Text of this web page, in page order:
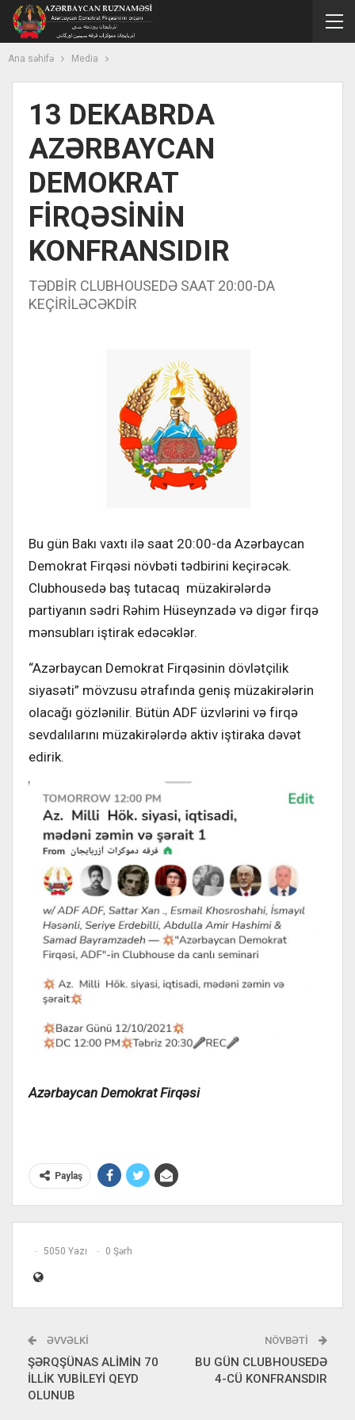
Ana səhifə Media
13 DEKABRDA
AZƏRBAYCAN
DEMOKRAT
FİRQƏSİNİN
KONFRANSIDIR
TƏDBİR CLUBHOUSEDƏ SAAT 20:00-DA
KEÇİRİLƏCƏKDİR
Bu gün Bakı vaxtı ilə saat 20:00-da Azərbaycan
Demokrat Firqəsi növbəti tədbirini keçirəcək.
Clubhousedə baş tutacaq müzakirələrdə
partiyanın sədri Rəhim Hüseynzadə və digər firqə
mənsubları iştirak edəcəklər.
“Azərbaycan Demokrat Firqəsinin dövlətçilik
siyasəti” mövzusu ətrafında geniş müzakirələrin
olacağı gözlənilir. Bütün ADF üzvlərini və firqə
sevdalılarını müzakirələrdə aktiv iştiraka dəvət
edirik.
Azərbaycan Demokrat Firqəsi
Paylaş
5050 Yazı 0 Şərh
ƏVVƏLKI
ŞƏRQŞÜNAS ALİMİN 70
İLLİK YUBİLEYİ QEYD
OLUNUB
NÖVBƏTI
BU GÜN CLUBHOUSEDƏ
4-CÜ KONFRANSDIR